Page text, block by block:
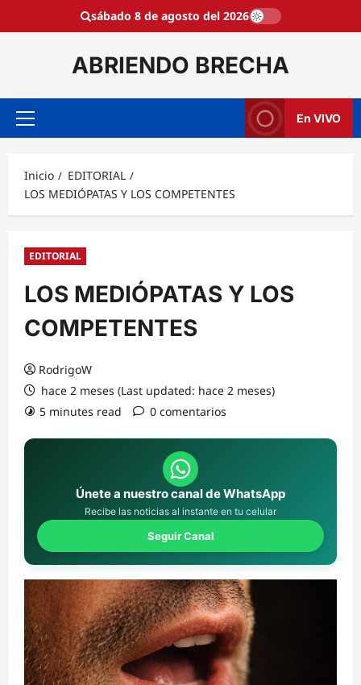
sábado 8 de agosto del 2026
ABRIENDO BRECHA
Menú
En VIVO
Inicio
EDITORIAL
LOS MEDIÓPATAS Y LOS COMPETENTES
EDITORIAL
LOS MEDIÓPATAS Y LOS
COMPETENTES
RodrigoW
hace 2 meses (Last updated: hace 2 meses)
5 minutes read
0 comentarios
Únete a nuestro canal de WhatsApp
Recibe las noticias al instante en tu celular
Seguir Canal